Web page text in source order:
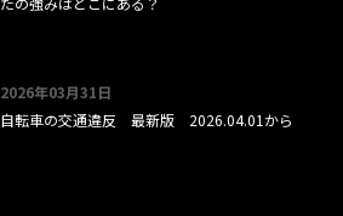
2026年03月31日
自転車の交通違反 最新版 2026.04.01から